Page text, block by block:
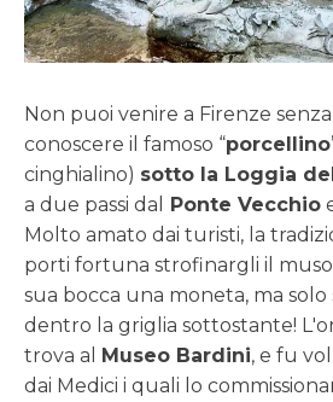
Non puoi venire a Firenze
conoscere il famoso “porcellino
cinghialino) sotto la Loggia
a due passi dal
Ponte Vecchio
Molto amato dai turisti, la
porti fortuna strofinargli il
sua bocca una moneta, ma solo
dentro la griglia sottostante!
trova al Museo Bardini, e fu
dai Medici i quali lo